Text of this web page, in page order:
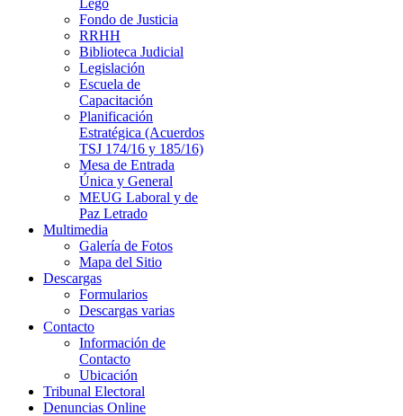
Lego
Fondo de Justicia
RRHH
Biblioteca Judicial
Legislación
Escuela de
Capacitación
Planificación
Estratégica (Acuerdos
TSJ 174/16 y 185/16)
Mesa de Entrada
Única y General
MEUG Laboral y de
Paz Letrado
Multimedia
Galería de Fotos
Mapa del Sitio
Descargas
Formularios
Descargas varias
Contacto
Información de
Contacto
Ubicación
Tribunal Electoral
Denuncias Online